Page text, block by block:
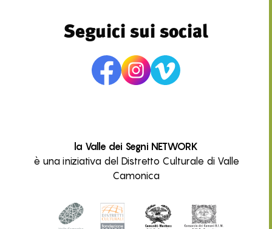
Seguici sui social
la Valle dei Segni NETWORK
è una iniziativa del Distretto Culturale di Valle
Camonica